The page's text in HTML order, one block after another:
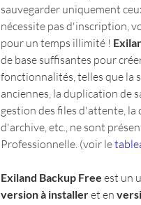
sauvegarder uniquement
nécessite pas d'inscription,
pour un temps illimité !
de base suffisantes pour
fonctionnalités, telles que la
anciennes, la duplication de
gestion des files d'attente, la
d'archive, etc., ne sont
Professionnelle. (voir le
Exiland Backup Free est un
version à installer et en